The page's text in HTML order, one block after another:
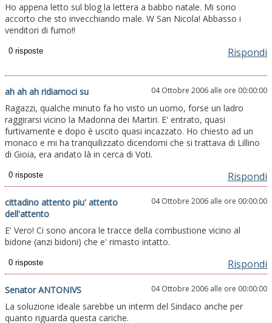
Ho appena letto sul blog la lettera a babbo natale. Mi sono
accorto che sto invecchiando male. W San Nicola! Abbasso i
venditori di fumo!!
Rispondi
ah ah ah ridiamoci su 04 Ottobre 2006 alle ore 00:00:00
Ragazzi, qualche minuto fa ho visto un uomo, forse un ladro
raggirarsi vicino la Madonna dei Martiri. E' entrato, quasi
furtivamente e dopo è uscito quasi incazzato. Ho chiesto ad un
monaco e mi ha tranquilizzato dicendomi che si trattava di Lillino
di Gioia, era andato là in cerca di Voti.
Rispondi
cittadino attento piu' attento
dell'attento
04 Ottobre 2006 alle ore 00:00:00
E' Vero! Ci sono ancora le tracce della combustione vicino al
bidone (anzi bidoni) che e' rimasto intatto.
Rispondi
Senator ANTONIVS 04 Ottobre 2006 alle ore 00:00:00
La soluzione ideale sarebbe un interm del Sindaco anche per
quanto riguarda questa cariche.